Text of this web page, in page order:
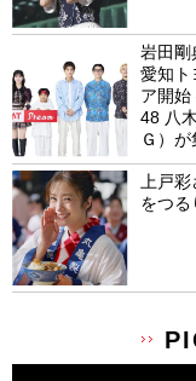
岩田剛
愛知ト
ア開
48 八
Ｇ）
上戸
をつる